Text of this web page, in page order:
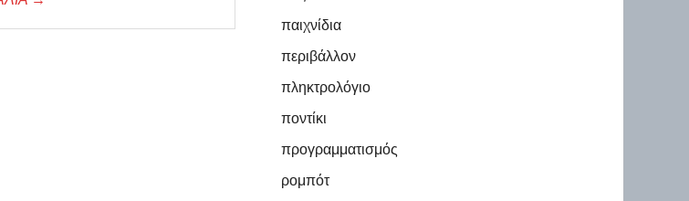
παιχνίδια
περιβάλλον
πληκτρολόγιο
ποντίκι
προγραμματισμός
ρομπότ